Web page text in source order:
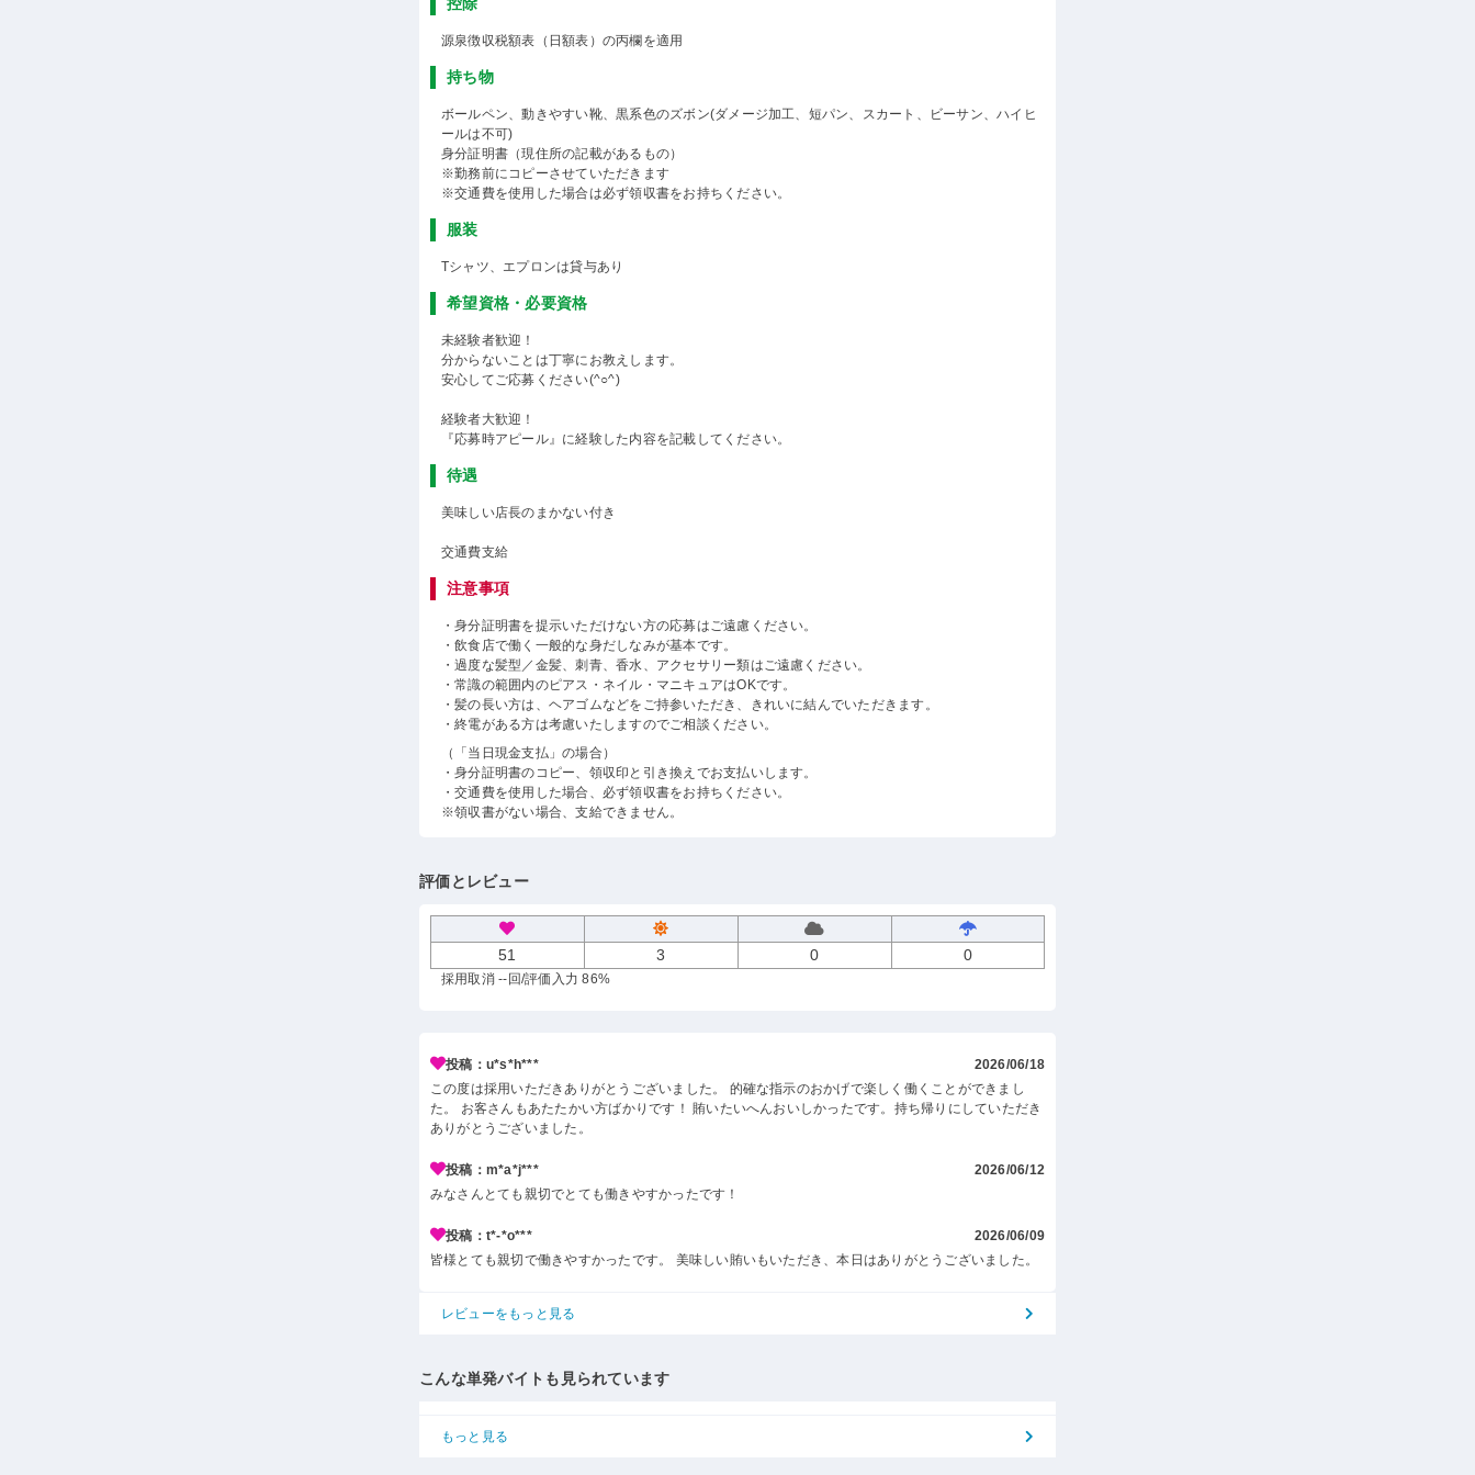
源泉徴収税額表（日額表）の丙欄を適用
持ち物
ボールペン、動きやすい靴、黒系色のズボン(ダメージ加工、短パン、スカート、ビーサン、ハイヒ
ールは不可)
身分証明書（現住所の記載があるもの）
※勤務前にコピーさせていただきます
※交通費を使用した場合は必ず領収書をお持ちください。
服装
Tシャツ、エプロンは貸与あり
希望資格・必要資格
未経験者歓迎！
分からないことは丁寧にお教えします。
安心してご応募ください(^○^)
経験者大歓迎！
『応募時アピール』に経験した内容を記載してください。
待遇
美味しい店長のまかない付き
交通費支給
注意事項
・身分証明書を提示いただけない方の応募はご遠慮ください。
・飲食店で働く一般的な身だしなみが基本です。
・過度な髪型／金髪、刺青、香水、アクセサリー類はご遠慮ください。
・常識の範囲内のピアス・ネイル・マニキュアはOKです。
・髪の長い方は、ヘアゴムなどをご持参いただき、きれいに結んでいただきます。
・終電がある方は考慮いたしますのでご相談ください。
（「当日現金支払」の場合）
・身分証明書のコピー、領収印と引き換えでお支払いします。
・交通費を使用した場合、必ず領収書をお持ちください。
※領収書がない場合、支給できません。
評価とレビュー
51 3 0 0
採用取消 --回/評価入力 86%
投稿：u*s*h***
2026/06/18
この度は採用いただきありがとうございました。 的確な指示のおかげで楽しく働くことができまし
た。 お客さんもあたたかい方ばかりです！ 賄いたいへんおいしかったです。持ち帰りにしていただき
ありがとうございました。
投稿：m*a*j***
2026/06/12
みなさんとても親切でとても働きやすかったです！
投稿：t*-*o***
2026/06/09
皆様とても親切で働きやすかったです。 美味しい賄いもいただき、本日はありがとうございました。
レビューをもっと見る
こんな単発バイトも見られています
もっと見る